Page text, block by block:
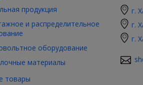
товары
продукция
и распределительное
оборудование
материалы
г.
г.
г.